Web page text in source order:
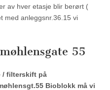
av hver etasje blir berørt (
med anleggsnr.36.15 vi
55
/ filterskift på
Bioblokk må vi